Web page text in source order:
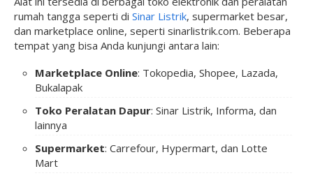
rumah tangga seperti di Sinar Listrik, supermarket besar,
dan marketplace online, seperti sinarlistrik.com. Beberapa
tempat yang bisa Anda kunjungi antara lain:
Marketplace Online: Tokopedia, Shopee, Lazada,
Bukalapak
Toko Peralatan Dapur: Sinar Listrik, Informa, dan
lainnya
Supermarket: Carrefour, Hypermart, dan Lotte
Mart